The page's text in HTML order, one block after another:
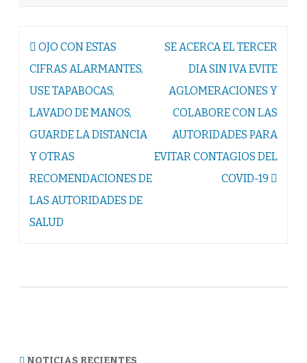
Navegación
de
entradas
OJO CON ESTAS
CIFRAS ALARMANTES,
USE TAPABOCAS,
LAVADO DE MANOS,
GUARDE LA DISTANCIA
Y OTRAS
RECOMENDACIONES DE
LAS AUTORIDADES DE
SALUD
SE ACERCA EL TERCER
DIA SIN IVA EVITE
AGLOMERACIONES Y
COLABORE CON LAS
AUTORIDADES PARA
EVITAR CONTAGIOS DEL
COVID-19